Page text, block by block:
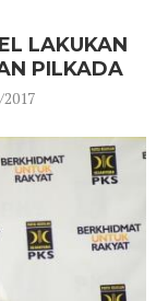
LAKUKAN
PILKADA